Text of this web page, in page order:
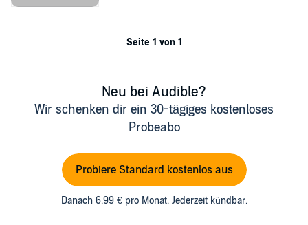
Seite 1 von 1
Neu bei Audible?
Wir schenken dir ein 30-tägiges kostenloses
Probeabo
Probiere Standard kostenlos aus
Danach 6,99 € pro Monat. Jederzeit kündbar.